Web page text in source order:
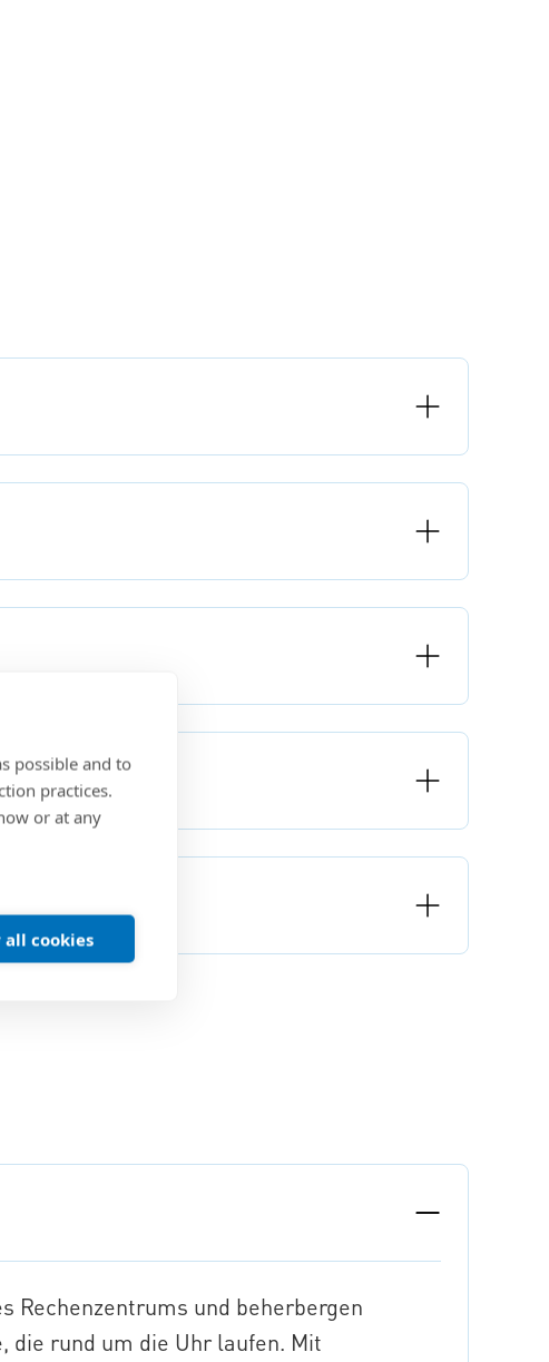
possible and to
practices.
or at any
all cookies
Rechenzentrums und beherbergen
die rund um die Uhr laufen. Mit